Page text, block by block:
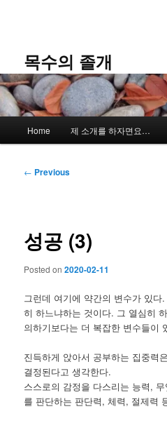
content목수의 졸개
Home 제 소개를 하자면요…
Post
← Previous
성공 (3)
Posted on2020-02-11
그런데 여기에 약간의 변수가 있
히 하느냐하는 것이다. 그 열심히
의하기보다는 더 복잡한 변수들이
진득하게 앉아서 공부하는 집중력
결정된다고 생각한다.
스스로의 감정을 다스리는 능력,
를 판단하는 판단력, 체력, 절제력